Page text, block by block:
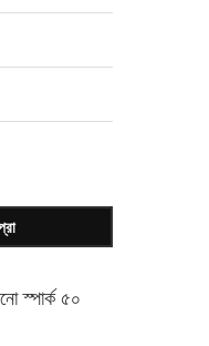
স্পার্ক ৫০